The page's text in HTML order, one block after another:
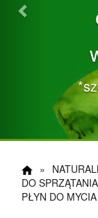
17
»
DO SPRZĄTANIA
PŁYN DO